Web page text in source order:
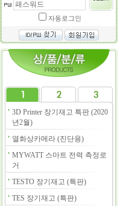
자동로그인
3D Printer 장기재고 특판 (2020
년2월)
열화상카메라 (진단용)
MYWATT 스마트 전력 측정로
거
TESTO 장기재고 (특판)
TES 장기재고 (특판)